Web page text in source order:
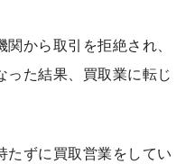
から取引を拒絶され、
った結果、買取業に転じ
たずに買取営業をしてい